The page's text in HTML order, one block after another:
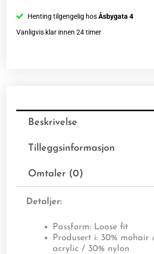
Henting tilgengelig hosÅsbygata 4
Vanligvis klar innen 24 timer
Beskrivelse
Tilleggsinformasjon
Omtaler (0)
Detaljer:
Passform: Loose fit
Produsert i: 30% mohair
acrylic / 30% nylon